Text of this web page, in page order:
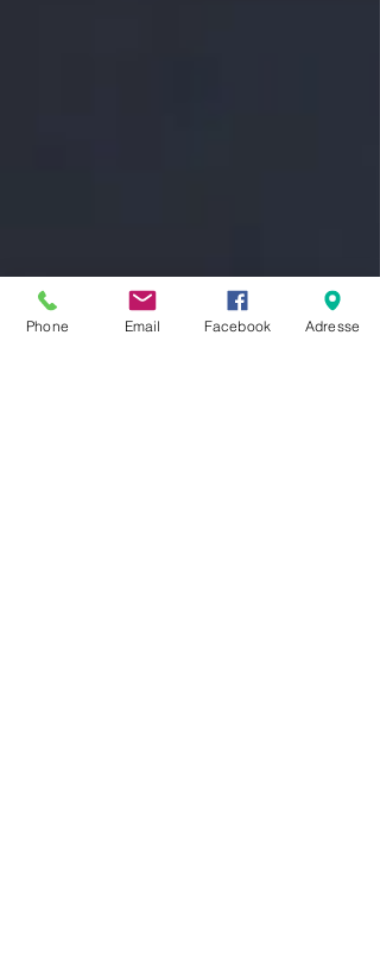
Phone Email Facebook Adresse